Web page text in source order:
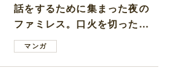
話をするために集まった夜の
ファミレス。口火を切ったの
は電車好きの男の子ママ
マンガ